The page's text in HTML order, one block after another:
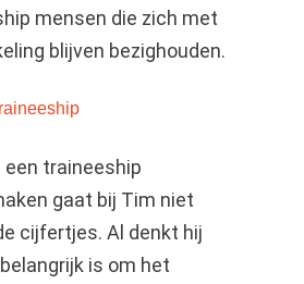
mensen die zich met
blijven bezighouden.
een traineeship
gaat bij Tim niet
cijfertjes. Al denkt hij
is om het